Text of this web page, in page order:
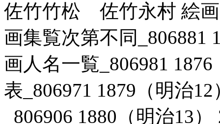
佐竹竹松 佐竹永村 絵
画集覧次第不同_806881
画人名一覧_806981
表_806971 1879（明治
_806906 1880（明治13